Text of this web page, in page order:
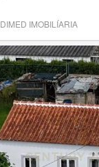
IMOBILÍARIA